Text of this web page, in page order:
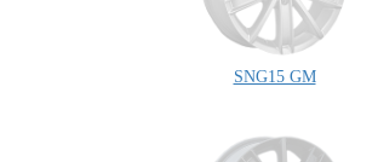
SNG15 GM